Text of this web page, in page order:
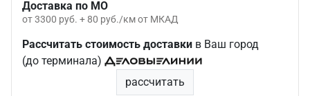
Доставка по МО
от 3300 руб. + 80 руб./км от МКАД
Рассчитать стоимость доставки в Ваш город
(до терминала)
рассчитать